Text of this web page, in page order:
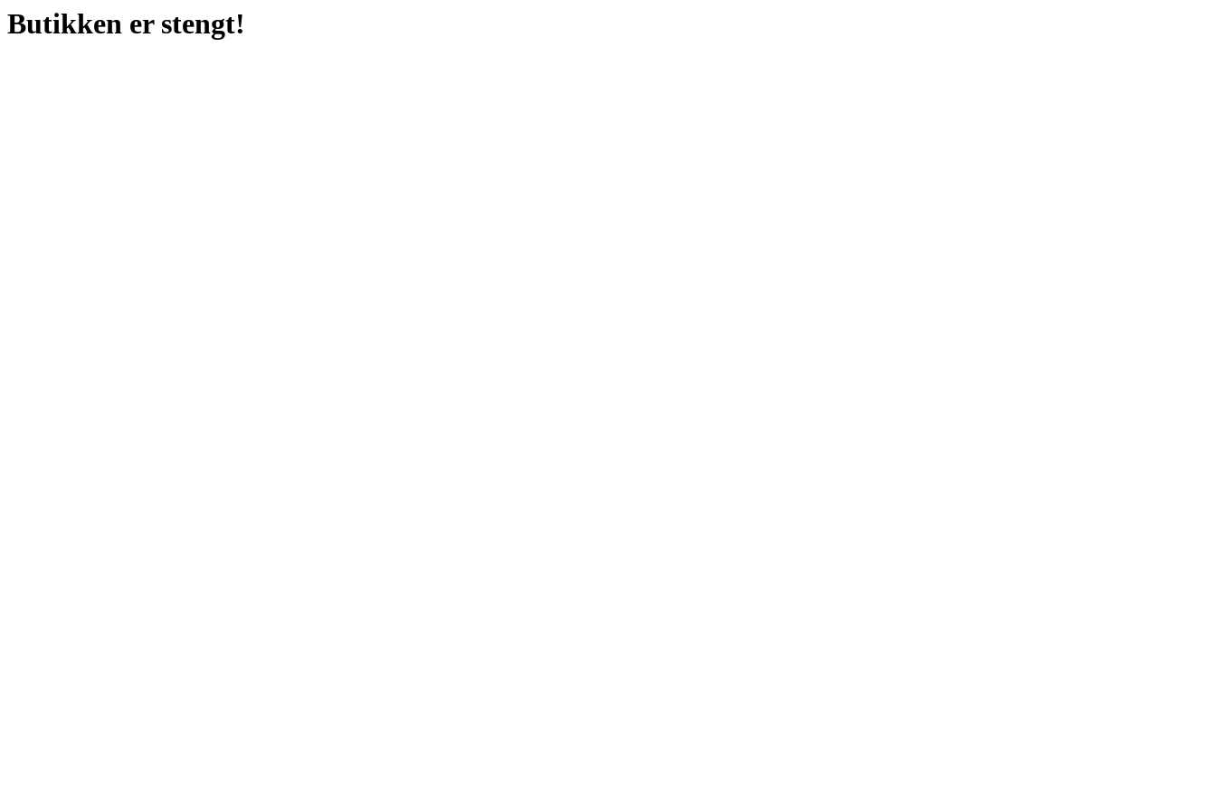
Butikken er stengt!